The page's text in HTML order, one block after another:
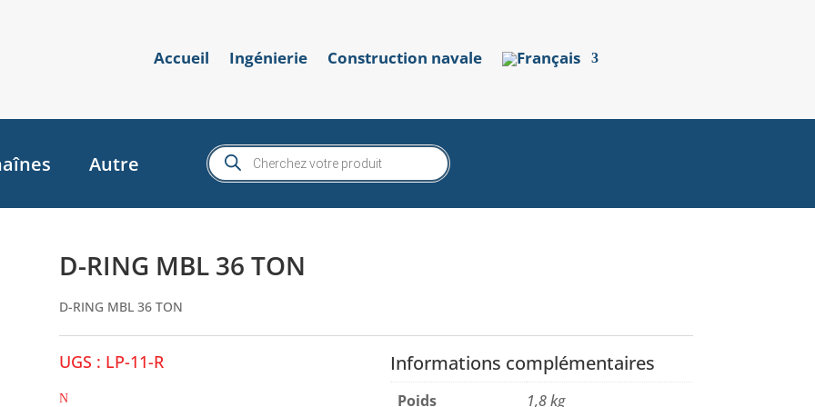
Accueil Ingénierie Construction navale
Autre
Recherche
de
produits
D-RING MBL 36 TON
D-RING MBL 36 TON
UGS : LP-11-R Informations complémentaires
Poids 1,8 kg